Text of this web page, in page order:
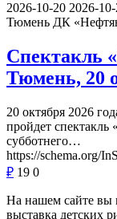
2026-10-20 2026-
Тюмень ДК
Спектакль
Тюмень, 20
20 октября 2026
пройдет
субботнего…
https://schema.org/
₽ 19 0
На нашем сайте вы
выставка детских